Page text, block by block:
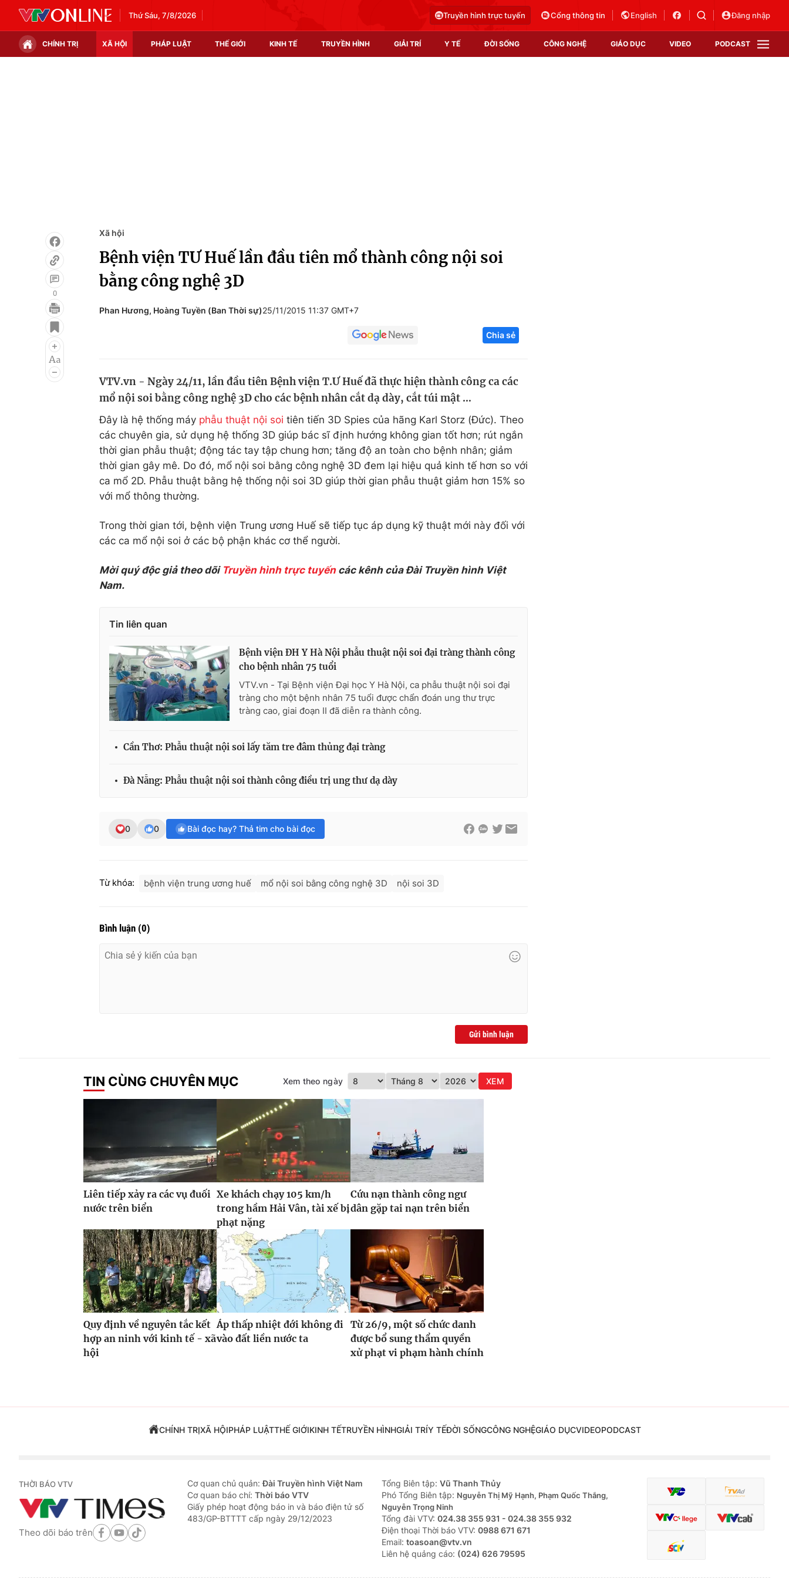
Thứ Sáu, 7/8/2026 Truyền hình trực tuyến Cổng thông tin English Đăng nhập
CHÍNH TRỊ XÃ HỘI PHÁP LUẬT THẾ GIỚI KINH TẾ TRUYỀN HÌNH GIẢI TRÍ Y TẾ ĐỜI SỐNG CÔNG NGHỆ GIÁO DỤC VIDEO PODCAST
Infographic
Điện ảnh
Âm nhạc
Chất lượng cuộc sống
Tuyển sinh
Hitech Công nghệ tương lai
Thị trường
0
Xã hội
Bệnh viện TƯ Huế lần đầu tiên mổ thành công nội soi
bằng công nghệ 3D
Phan Hương, Hoàng Tuyền (Ban Thời sự)25/11/2015 11:37 GMT+7
Chia sẻ
VTV.vn - Ngày 24/11, lần đầu tiên Bệnh viện T.Ư Huế đã thực hiện thành công ca các
mổ nội soi bằng công nghệ 3D cho các bệnh nhân cắt dạ dày, cắt túi mật …
Đây là hệ thống máy phẫu thuật nội soi tiên tiến 3D Spies của hãng Karl Storz (Đức). Theo
các chuyên gia, sử dụng hệ thống 3D giúp bác sĩ định hướng không gian tốt hơn; rút ngắn
thời gian phẫu thuật; động tác tay tập chung hơn; tăng độ an toàn cho bệnh nhân; giảm
thời gian gây mê. Do đó, mổ nội soi bằng công nghệ 3D đem lại hiệu quả kinh tế hơn so với
ca mổ 2D. Phẫu thuật bằng hệ thống nội soi 3D giúp thời gian phẫu thuật giảm hơn 15% so
với mổ thông thường.
Trong thời gian tới, bệnh viện Trung ương Huế sẽ tiếp tục áp dụng kỹ thuật mới này đối với
các ca mổ nội soi ở các bộ phận khác cơ thể người.
Mời quý độc giả theo dõi Truyền hình trực tuyếncác kênh của Đài Truyền hình Việt
Nam.
Tin liên quan
Bệnh viện ĐH Y Hà Nội phẫu thuật nội soi đại tràng thành công
cho bệnh nhân 75 tuổi
VTV.vn - Tại Bệnh viện Đại học Y Hà Nội, ca phẫu thuật nội soi đại
tràng cho một bệnh nhân 75 tuổi được chẩn đoán ung thư trực
tràng cao, giai đoạn II đã diễn ra thành công.
Cần Thơ: Phẫu thuật nội soi lấy tăm tre đâm thủng đại tràng
Đà Nẵng: Phẫu thuật nội soi thành công điều trị ung thư dạ dày
0 0 Bài đọc hay? Thả tim cho bài đọc
Từ khóa: bệnh viện trung ương huế mổ nội soi bằng công nghệ 3D nội soi 3D
Bình luận (0)
Gửi bình luận
TIN CÙNG CHUYÊN MỤC Xem theo ngày XEM
Liên tiếp xảy ra các vụ đuối
nước trên biển
Xe khách chạy 105 km/h
trong hầm Hải Vân, tài xế bị
phạt nặng
Cứu nạn thành công ngư
dân gặp tai nạn trên biển
Quy định về nguyên tắc kết
hợp an ninh với kinh tế - xã
hội
Áp thấp nhiệt đới không đi
vào đất liền nước ta
Từ 26/9, một số chức danh
được bổ sung thẩm quyền
xử phạt vi phạm hành chính
CHÍNH TRỊXÃ HỘIPHÁP LUẬTTHẾ GIỚIKINH TẾTRUYỀN HÌNHGIẢI TRÍY TẾĐỜI SỐNGCÔNG NGHỆGIÁO DỤCVIDEOPODCAST
THỜI BÁO VTV
Theo dõi báo trên
Cơ quan chủ quản:Đài Truyền hình Việt Nam
Cơ quan báo chí: Thời báo VTV
Giấy phép hoạt động báo in và báo điện tử số
483/GP-BTTTT cấp ngày 29/12/2023
Tổng Biên tập: Vũ Thanh Thủy
Phó Tổng Biên tập: Nguyễn Thị Mỹ Hạnh, Phạm Quốc Thắng,
Nguyễn Trọng Ninh
Tổng đài VTV: 024.38 355 931 - 024.38 355 932
Ðiện thoại Thời báo VTV: 0988 671 671
Email: toasoan@vtv.vn
Liên hệ quảng cáo: (024) 626 79595